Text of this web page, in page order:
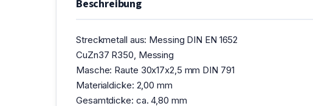
Beschreibung
Streckmetall aus: Messing DIN EN 1652
CuZn37 R350, Messing
Masche: Raute 30x17x2,5 mm DIN 791
Materialdicke: 2,00 mm
Gesamtdicke: ca. 4,80 mm